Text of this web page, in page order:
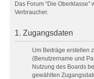
Das Forum “Die
Verbraucher.
1. Zugangsdaten
Um Beiträge erstellen
(Benutzername und
Nutzung des Boards
gewählten